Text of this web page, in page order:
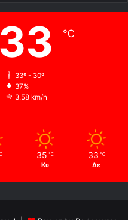
33 ℃
33º - 30º
37%
3.58 km/h
35 ℃
Κυ
33 ℃
Δε